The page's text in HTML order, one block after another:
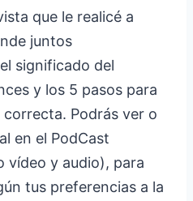
que le realicé a
juntos
significado del
y los 5 pasos para
Podrás ver o
en el PodCast
vídeo y audio), para
tus preferencias a la